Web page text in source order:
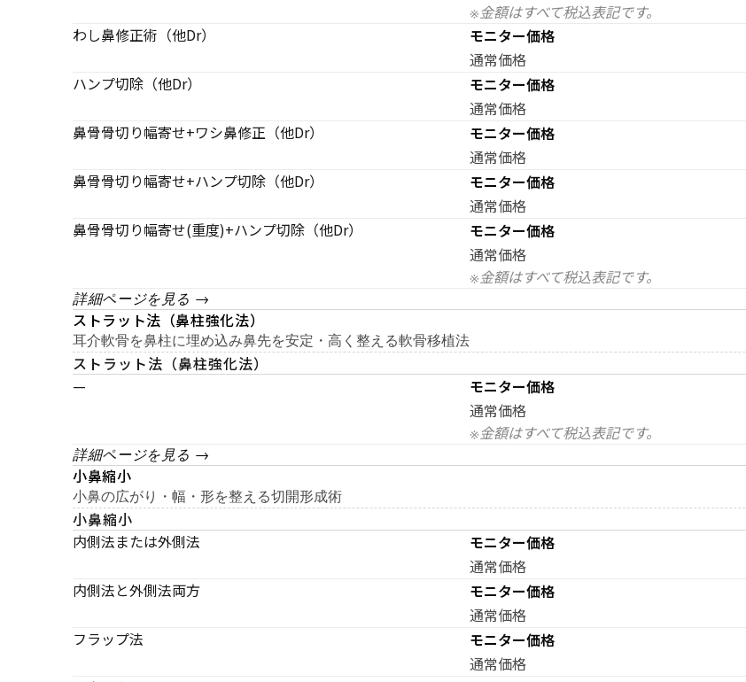
※金額はすべて税込表記です。
わし鼻修正術（他Dr） モニター価格
通常価格
ハンプ切除（他Dr） モニター価格
通常価格
鼻骨骨切り幅寄せ+ワシ鼻修正（他Dr） モニター価格
通常価格
鼻骨骨切り幅寄せ+ハンプ切除（他Dr） モニター価格
通常価格
鼻骨骨切り幅寄せ(重度)+ハンプ切除（他Dr） モニター価格
通常価格
※金額はすべて税込表記です。
詳細ページを見る →
ストラット法（鼻柱強化法）
耳介軟骨を鼻柱に埋め込み鼻先を安定・高く整える軟骨移植法
ストラット法（鼻柱強化法）
—
モニター価格
通常価格
※金額はすべて税込表記です。
詳細ページを見る →
小鼻縮小
小鼻の広がり・幅・形を整える切開形成術
小鼻縮小
内側法または外側法
モニター価格
通常価格
内側法と外側法両方 モニター価格
通常価格
フラップ法 モニター価格
通常価格